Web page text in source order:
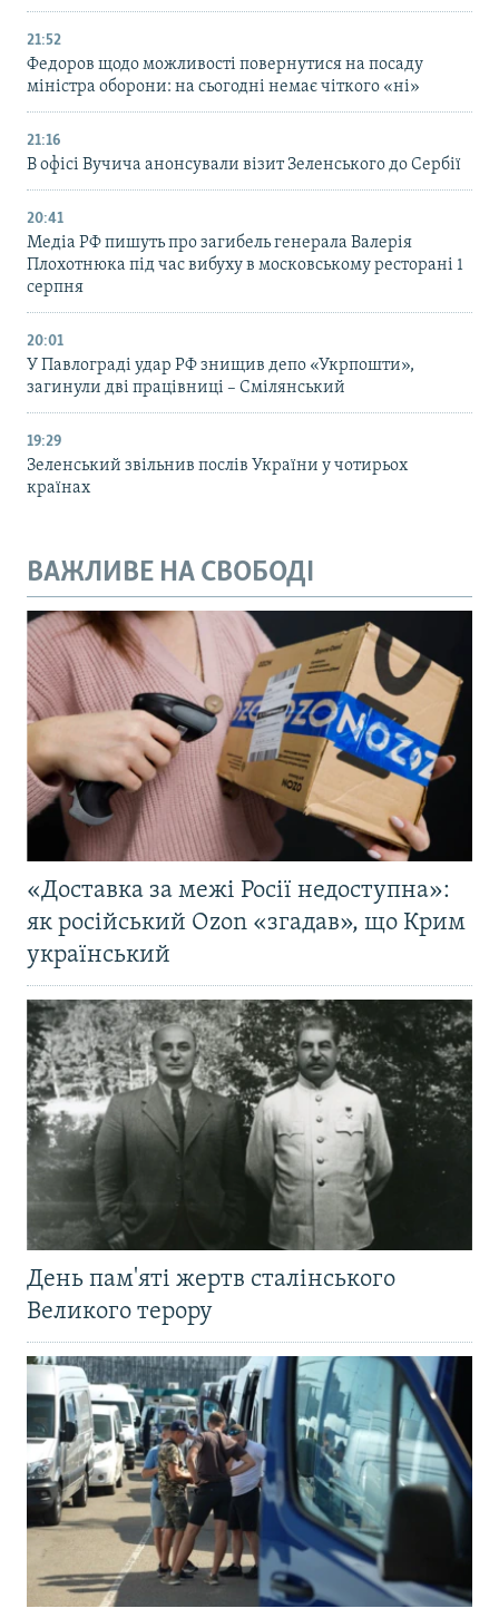
21:52
Федоров щодо можливості повернутися на посаду
міністра оборони: на сьогодні немає чіткого «ні»
21:16
В офісі Вучича анонсували візит Зеленського до Сербії
20:41
Медіа РФ пишуть про загибель генерала Валерія
Плохотнюка під час вибуху в московському ресторані 1
серпня
20:01
У Павлограді удар РФ знищив депо «Укрпошти»,
загинули дві працівниці – Смілянський
19:29
Зеленський звільнив послів України у чотирьох
країнах
ВАЖЛИВЕ НА СВОБОДІ
«Доставка за межі Росії недоступна»:
як російський Ozon «згадав», що Крим
український
День пам'яті жертв сталінського
Великого терору